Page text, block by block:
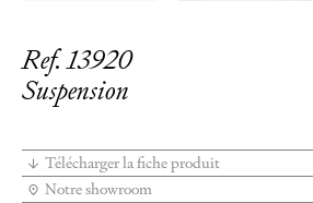
Ref. 13920
Suspension
Télécharger la fiche produit
Notre showroom